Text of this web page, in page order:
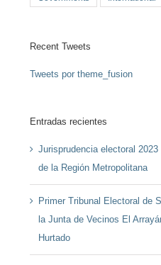
Recent Tweets
Tweets por theme_fusion
Entradas recientes
Jurisprudencia electoral
de la Región Metropolitana
Primer Tribunal Electoral de
la Junta de Vecinos El
Hurtado